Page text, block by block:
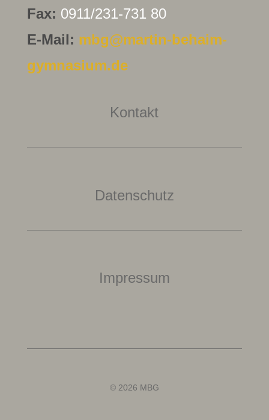
Fax: 0911/231-731 80
E-Mail: mbg@martin-behaim-
gymnasium.de
Kontakt
Datenschutz
Impressum
© 2026 MBG